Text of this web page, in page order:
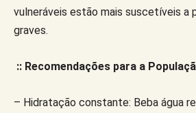
vulneráveis estão mais suscetíveis a
graves.
:: Recomendações para a
– Hidratação constante: Beba água